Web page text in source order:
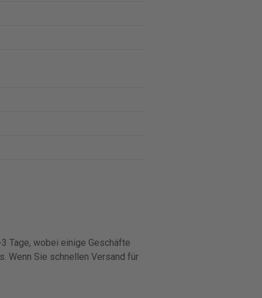
Tage, wobei einige Geschäfte
Wenn Sie schnellen Versand für